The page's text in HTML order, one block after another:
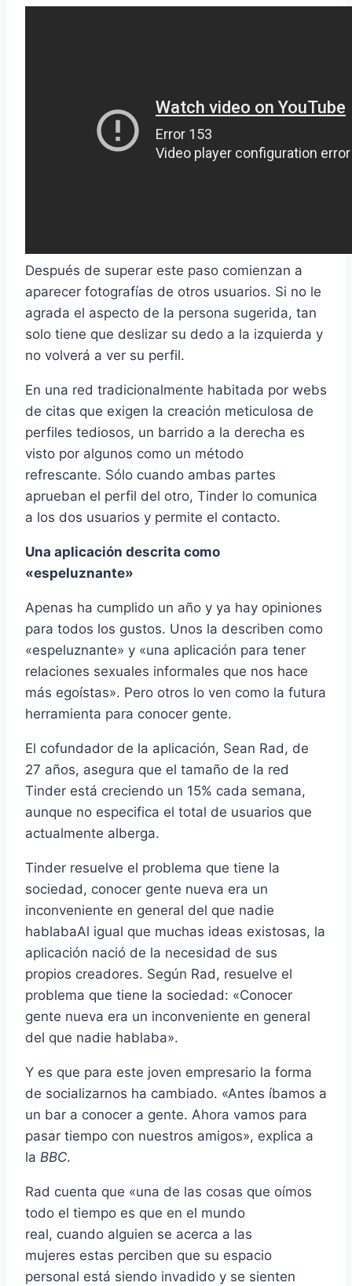
Después de superar este paso comienzan a
aparecer fotografías de otros usuarios. Si no le
agrada el aspecto de la persona sugerida, tan
solo tiene que deslizar su dedo a la izquierda y
no volverá a ver su perfil.
En una red tradicionalmente habitada por webs
de citas que exigen la creación meticulosa de
perfiles tediosos, un barrido a la derecha es
visto por algunos como un método
refrescante. Sólo cuando ambas partes
aprueban el perfil del otro, Tinder lo comunica
a los dos usuarios y permite el contacto.
Una aplicación descrita como
«espeluznante»
Apenas ha cumplido un año y ya hay opiniones
para todos los gustos. Unos la describen como
«espeluznante» y «una aplicación para tener
relaciones sexuales informales que nos hace
más egoístas». Pero otros lo ven como la futura
herramienta para conocer gente.
El cofundador de la aplicación, Sean Rad, de
27 años, asegura que el tamaño de la red
Tinder está creciendo un 15% cada semana,
aunque no especifica el total de usuarios que
actualmente alberga.
Tinder resuelve el problema que tiene la
sociedad, conocer gente nueva era un
inconveniente en general del que nadie
hablabaAl igual que muchas ideas existosas, la
aplicación nació de la necesidad de sus
propios creadores. Según Rad, resuelve el
problema que tiene la sociedad: «Conocer
gente nueva era un inconveniente en general
del que nadie hablaba».
Y es que para este joven empresario la forma
de socializarnos ha cambiado. «Antes íbamos a
un bar a conocer a gente. Ahora vamos para
pasar tiempo con nuestros amigos», explica a
la BBC.
Rad cuenta que «una de las cosas que oímos
todo el tiempo es que en el mundo
real, cuando alguien se acerca a las
mujeres estas perciben que su espacio
personal está siendo invadido y se sienten